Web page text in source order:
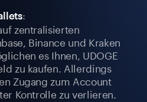
:
zentralisierten
Binance und Kraken
es Ihnen, UDOGE
zu kaufen. Allerdings
Zugang zum Account
Kontrolle zu verlieren.